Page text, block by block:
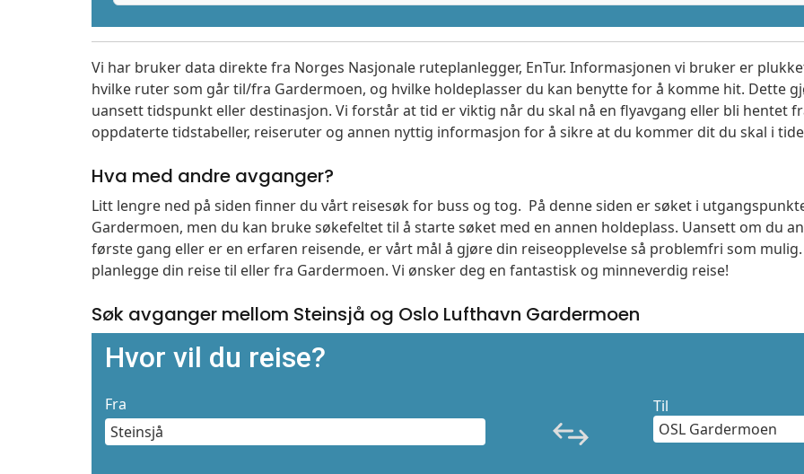
Vi har bruker data direkte fra Norges Nasjonale ruteplanlegger, EnTur. Informasjonen vi bruker er
hvilke ruter som går til/fra Gardermoen, og hvilke holdeplasser du kan benytte for å komme hit. Dette
uansett tidspunkt eller destinasjon. Vi forstår at tid er viktig når du skal nå en flyavgang eller bli hentet
oppdaterte tidstabeller, reiseruter og annen nyttig informasjon for å sikre at du kommer dit du skal i
Hva med andre avganger?
Litt lengre ned på siden finner du vårt reisesøk for buss og tog. På denne siden er søket i
Gardermoen, men du kan bruke søkefeltet til å starte søket med en annen holdeplass. Uansett om du
første gang eller er en erfaren reisende, er vårt mål å gjøre din reiseopplevelse så problemfri som
planlegge din reise til eller fra Gardermoen. Vi ønsker deg en fantastisk og minneverdig reise!
Søk avganger mellom Steinsjå og Oslo Lufthavn Gardermoen
Hvor vil du reise?
Fra Til